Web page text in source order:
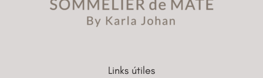
Links útiles